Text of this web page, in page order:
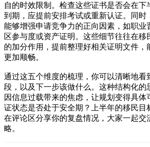
自的时效限制。检查这些证书是否会在下
到期，应提前安排考试或重新认证。同时
能够增强申请竞争力的正向因素，如职业
区参与度或资产证明。这些细节往往在移
的加分作用，提前整理好相关证明文件，
更加顺畅。
通过这五个维度的梳理，你可以清晰地看
段，以及下一步该做什么。这种结构化的
因信息过载带来的焦虑，让规划变得具体
证状态是否处于安全期？上半年的移民目
在评论区分享你的复盘情况，大家一起交
略。